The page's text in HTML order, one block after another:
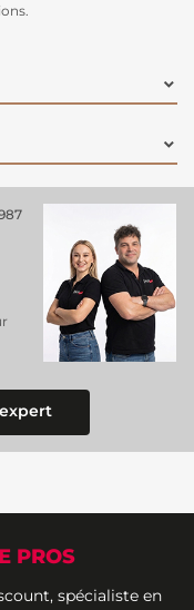
PROS
spécialiste en